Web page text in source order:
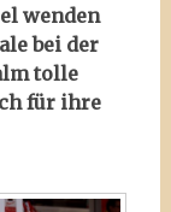
wenden
bei der
tolle
für ihre